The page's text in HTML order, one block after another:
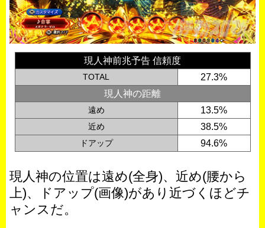
現人神前兆予告 信頼度
TOTAL
27.3%
現人神の距離
遠め 13.5%
近め 38.5%
ドアップ 94.6%
現人神の位置は遠め(全身)、近め(腰から
上)、ドアップ(画像)があり近づくほどチ
ャンスだ。